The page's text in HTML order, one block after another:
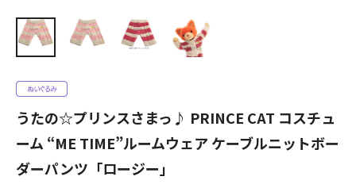
うたの☆プリンスさまっ♪ PRINCE CAT コスチュ
ーム “ME TIME”ルームウェア ケーブルニットボー
ダーパンツ「ロージー」